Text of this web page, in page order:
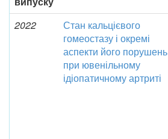
2022
Стан кальцієвого
гомеостазу і окремі
аспекти його порушень
при ювенільному
ідіопатичному артриті